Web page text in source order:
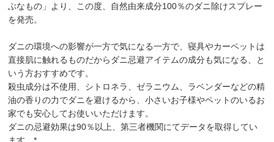
ぶなもの」より、この度、自然由来成分100％のダニ除けスプレー
を発売。
ダニの環境への影響が一方で気になる一方で、寝具やカーペットは
直接肌に触れるものだからダニ忌避アイテムの成分も気になる、と
いう方おすすめです。
殺虫成分は不使用、シトロネラ、ゼラニウム、ラベンダーなどの精
油の香りの力でダニを避けるから、小さいお子様やペットのいるお
家でも安心してお使いいただけます。
ダニの忌避効果は90％以上、第三者機関にてデータを取得してい
ます。*